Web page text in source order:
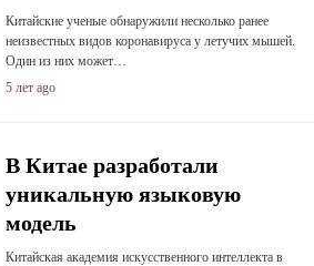
Китайские ученые обнаружили несколько ранее
неизвестных видов коронавируса у летучих мышей.
Один из них может…
5 лет ago
В Китае разработали
уникальную языковую
модель
Китайская академия искусственного интеллекта в